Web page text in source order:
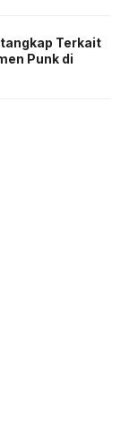
Terkait
Punk di